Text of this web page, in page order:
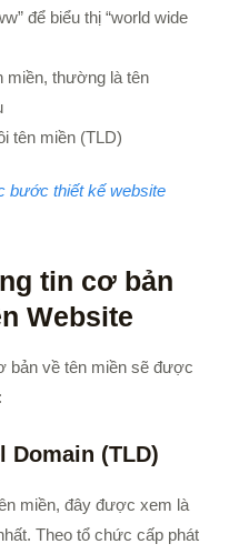
để biểu thị “world wide
miền, thường là tên
tên miền (TLD)
bước thiết kế website
tin cơ bản
Website
bản về tên miền sẽ được
Domain (TLD)
miền, đây được xem là
Theo tổ chức cấp phát